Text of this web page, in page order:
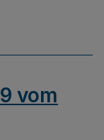
vom